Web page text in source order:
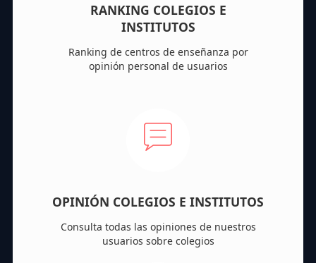
RANKING COLEGIOS E
INSTITUTOS
Ranking de centros de enseñanza por
opinión personal de usuarios
OPINIÓN COLEGIOS E INSTITUTOS
Consulta todas las opiniones de nuestros
usuarios sobre colegios